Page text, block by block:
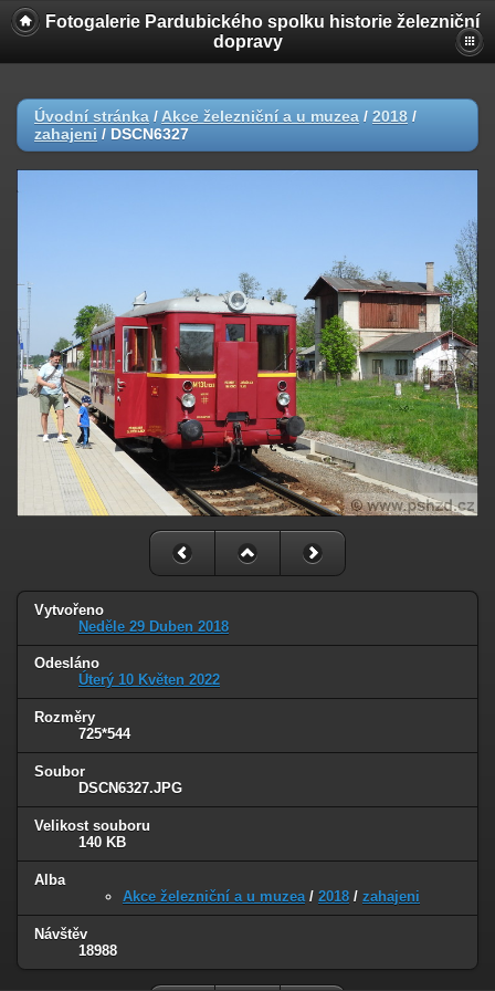
Fotogalerie Pardubického spolku historie železniční
dopravy
Úvodní stránka / Akce železniční a u muzea / 2018 /
zahajeni / DSCN6327
Vytvořeno
Neděle 29 Duben 2018
Odesláno
Úterý 10 Květen 2022
Rozměry
725*544
Soubor
DSCN6327.JPG
Velikost souboru
140 KB
Alba
Akce železniční a u muzea/ 2018 / zahajeni
Návštěv
18988